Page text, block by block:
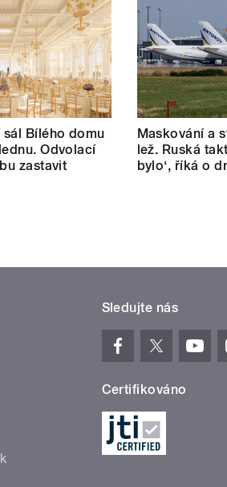
Bílého domu
Odvolací
zastavit
Maskování a
lež. Ruská
bylo‘, říká o
Sledujte nás
Certifikováno